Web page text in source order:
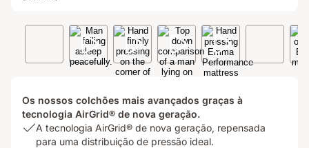
Os nossos colchões mais avançados graças à
tecnologia AirGrid® de nova geração.
USPA tecnologia AirGrid® de nova geração, repensada
para uma distribuição de pressão ideal.